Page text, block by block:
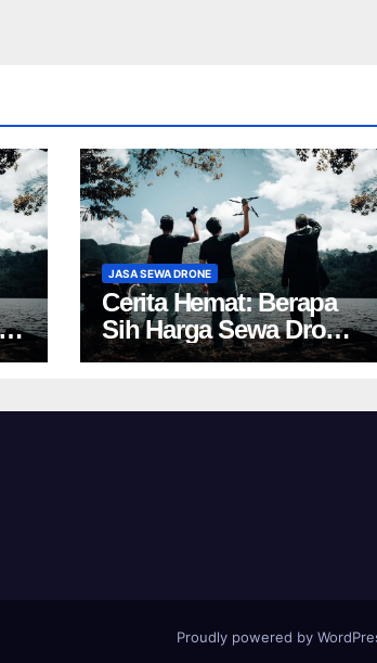
JASA SEWA DRONE
Cerita Hemat: Berapa
Sih Harga Sewa Drone
Yogyakarta?
Proudly powered by